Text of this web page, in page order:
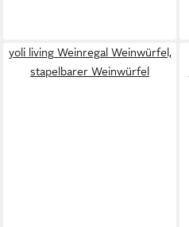
yoli living Weinregal Weinwürfel,
stapelbarer Weinwürfel